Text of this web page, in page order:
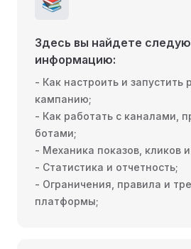
Здесь вы найдете
информацию:
- Как настроить и запустить
кампанию;
- Как работать с каналами,
ботами;
- Механика показов, кликов
- Статистика и отчетность;
- Ограничения, правила и
платформы;